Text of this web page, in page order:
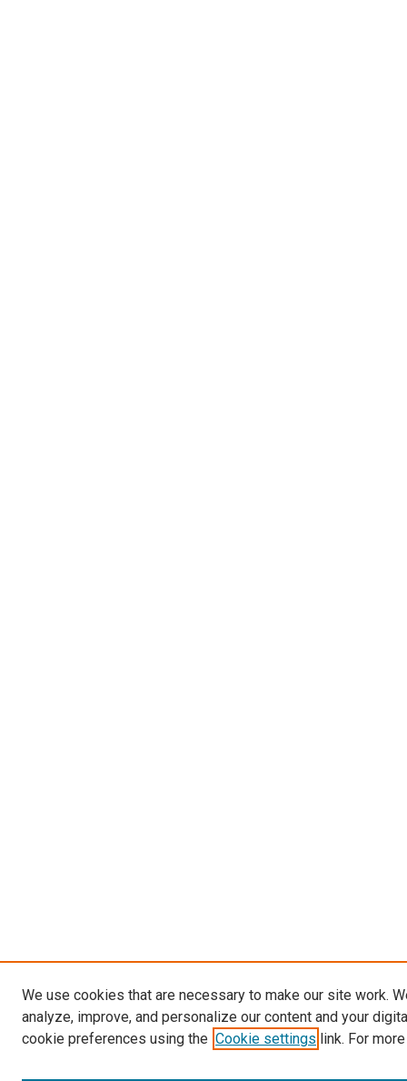
We use cookies that are necessary to make our site work.
analyze, improve, and personalize our content and your
cookie preferences using the Cookie settings link. For